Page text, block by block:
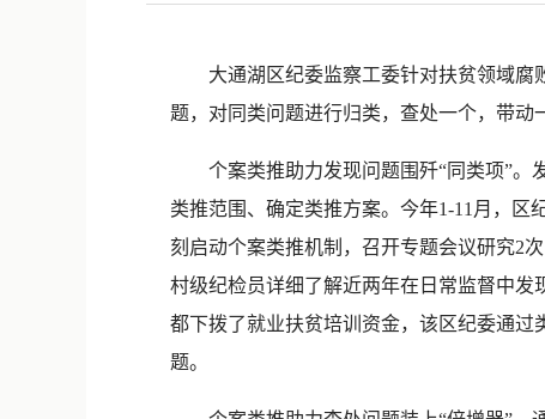
大通湖区纪委监察工委针对扶贫领域腐败
题，对同类问题进行归类，查处一个，带动
个案类推助力发现问题围歼“同类项”。
类推范围、确定类推方案。今年1-11月，区
刻启动个案类推机制，召开专题会议研究2
村级纪检员详细了解近两年在日常监督中
都下拨了就业扶贫培训资金，该区纪委通过
题。